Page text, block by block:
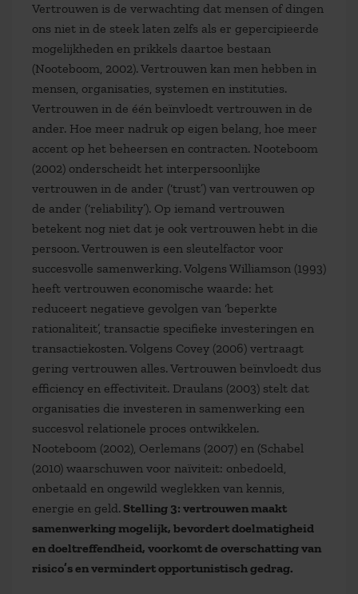
Vertrouwen is de verwachting dat mensen of dingen
ons niet in de steek laten zelfs als er gepercipieerde
mogelijkheden en prikkels daartoe bestaan
(Nooteboom, 2002). Vertrouwen kan men hebben in
mensen, organisaties, systemen en instituties.
Vertrouwen in de één beïnvloedt vertrouwen in de
ander. Hoe meer nadruk op eigen belang, hoe meer
accent op het beheersen en contracten. Nooteboom
(2002) onderscheidt het interpersoonlijke
vertrouwen in de ander (‘trust’) van vertrouwen op
de ander (‘reliability’). Op iemand vertrouwen
betekent nog niet dat je ook vertrouwen hebt in die
persoon. Vertrouwen is een sleutelfactor voor
succesvolle samenwerking. Volgens Williamson (1993)
heeft vertrouwen economische waarde: het
reduceert negatieve gevolgen van ‘beperkte
rationaliteit’, transactie specifieke investeringen en
transactiekosten. Volgens Covey (2006) vertraagt
gering vertrouwen alles. Vertrouwen beïnvloedt dus
efficiency en effectiviteit. Draulans (2003) stelt dat
organisaties die investeren in samenwerking een
succesvol relationele proces ontwikkelen.
Nooteboom (2002), Oerlemans (2007) en (Schabel
(2010) waarschuwen voor naïviteit: onbedoeld,
onbetaald en ongewild weglekken van kennis,
energie en geld. Stelling 3: vertrouwen maakt
samenwerking mogelijk, bevordert doelmatigheid
en doeltreffendheid, voorkomt de overschatting van
risico’s en vermindert opportunistisch gedrag.